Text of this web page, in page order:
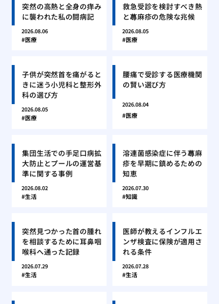
突然の高熱と全身の痒み
に襲われた私の闘病記
2026.08.06
医療
救急受診を検討すべき熱
と蕁麻疹の危険な兆候
2026.08.05
医療
子供が突然首を痛がると
きに迷う小児科と整形外
科の選び方
2026.08.05
医療
腰痛で受診する医療機関
の賢い選び方
2026.08.04
医療
集団生活での手足口病拡
大防止とプールの運営基
準に関する事例
2026.08.02
生活
溶連菌感染症に伴う蕁麻
疹を早期に鎮めるための
知恵
2026.07.30
知識
突然見つかった首の腫れ
を相談するために耳鼻咽
喉科へ通った記録
2026.07.29
生活
医師が教えるインフルエ
ンザ検査に保険が適用さ
れる条件
2026.07.28
生活